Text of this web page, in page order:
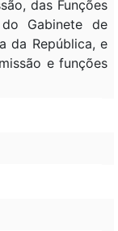
das Funções
Gabinete de
da República, e
e funções